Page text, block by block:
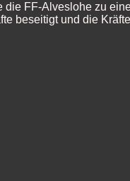
FF-Alveslohe zu
beseitigt und die